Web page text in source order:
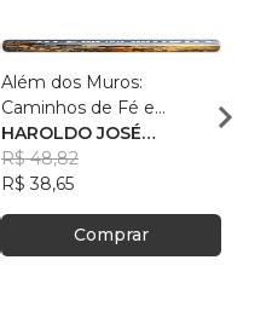
Além dos Muros:
Caminhos de Fé e
Renovação
HAROLDO JOSÉ
FERREIRA DA COSTA
R$ 48,82
R$ 38,65
Comprar
R$